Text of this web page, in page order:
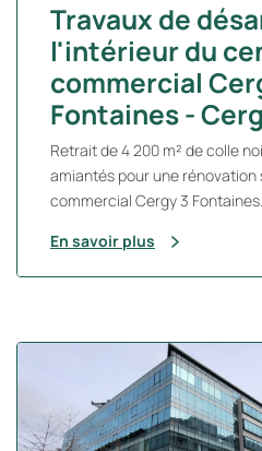
Travaux de
l'intérieur du
commercial
Fontaines -
Retrait de 4 200 m² de colle
amiantés pour une
commercial Cergy 3 Fontaines.
En savoir plus